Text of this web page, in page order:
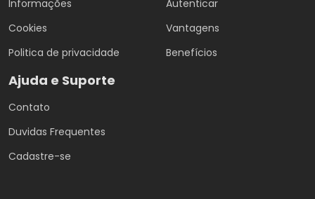
Informações
Cookies
Politica de privacidade
Autenticar
Vantagens
Benefícios
Ajuda e Suporte
Contato
Duvidas Frequentes
Cadastre-se